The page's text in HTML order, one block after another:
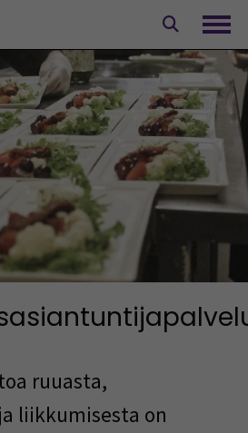
ruuasta,
liikkumisesta on